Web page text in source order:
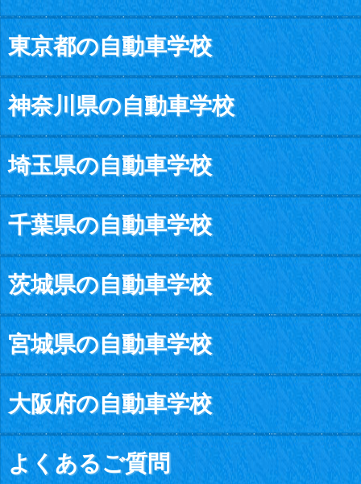
東京都の自動車学校
神奈川県の自動車学校
埼玉県の自動車学校
千葉県の自動車学校
茨城県の自動車学校
宮城県の自動車学校
大阪府の自動車学校
よくあるご質問